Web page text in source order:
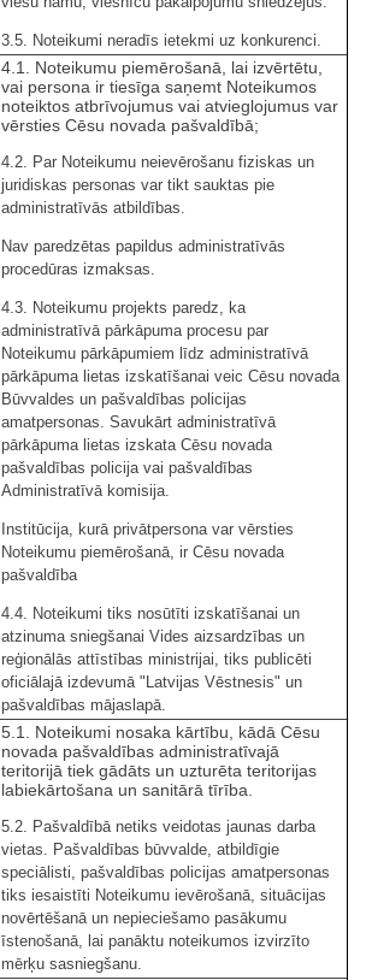
3.5. Noteikumi neradīs ietekmi uz konkurenci.
4.1. Noteikumu piemērošanā, lai izvērtētu,
vai persona ir tiesīga saņemt Noteikumos
noteiktos atbrīvojumus vai atvieglojumus var
vērsties Cēsu novada pašvaldībā;
4.2. Par Noteikumu neievērošanu fiziskas un
juridiskas personas var tikt sauktas pie
administratīvās atbildības.
Nav paredzētas papildus administratīvās
procedūras izmaksas.
4.3. Noteikumu projekts paredz, ka
administratīvā pārkāpuma procesu par
Noteikumu pārkāpumiem līdz administratīvā
pārkāpuma lietas izskatīšanai veic Cēsu novada
Būvvaldes un pašvaldības policijas
amatpersonas. Savukārt administratīvā
pārkāpuma lietas izskata Cēsu novada
pašvaldības policija vai pašvaldības
Administratīvā komisija.
Institūcija, kurā privātpersona var vērsties
Noteikumu piemērošanā, ir Cēsu novada
pašvaldība
4.4. Noteikumi tiks nosūtīti izskatīšanai un
atzinuma sniegšanai Vides aizsardzības un
reģionālās attīstības ministrijai, tiks publicēti
oficiālajā izdevumā "Latvijas Vēstnesis" un
pašvaldības mājaslapā.
5.1. Noteikumi nosaka kārtību, kādā Cēsu
novada pašvaldības administratīvajā
teritorijā tiek gādāts un uzturēta teritorijas
labiekārtošana un sanitārā tīrība.
5.2. Pašvaldībā netiks veidotas jaunas darba
vietas. Pašvaldības būvvalde, atbildīgie
speciālisti, pašvaldības policijas amatpersonas
tiks iesaistīti Noteikumu ievērošanā, situācijas
novērtēšanā un nepieciešamo pasākumu
īstenošanā, lai panāktu noteikumos izvirzīto
mērķu sasniegšanu.